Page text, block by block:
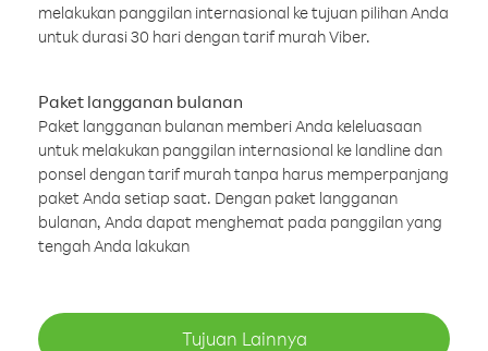
melakukan panggilan internasional ke tujuan pilihan Anda
untuk durasi 30 hari dengan tarif murah Viber.
Paket langganan bulanan
Paket langganan bulanan memberi Anda keleluasaan
untuk melakukan panggilan internasional ke landline dan
ponsel dengan tarif murah tanpa harus memperpanjang
paket Anda setiap saat. Dengan paket langganan
bulanan, Anda dapat menghemat pada panggilan yang
tengah Anda lakukan
Tujuan Lainnya